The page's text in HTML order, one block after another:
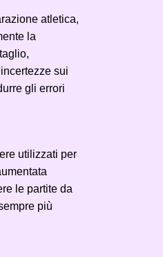
atletica,
la
sui
gli errori
utilizzati per
le partite da
più